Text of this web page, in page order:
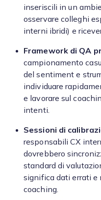
inseriscili in un
osservare colleghi
interni ibridi) e
Framework di QA
campionamento
del sentiment e
individuare
e lavorare sul
intenti.
Sessioni di
responsabili CX
dovrebbero
standard di
significa dati errati e
coaching.